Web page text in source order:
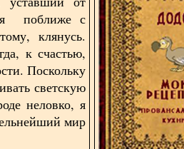
поближе с
клянусь.
к счастью,
Поскольку
светскую
неловко, я
мир